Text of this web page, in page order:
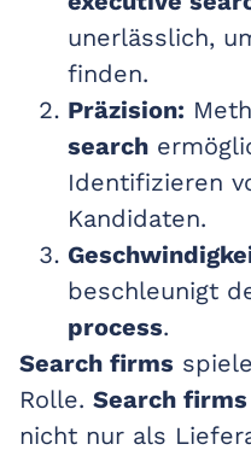
unerlässlich,
finden.
Präzision:
search
Identifizieren
Kandidaten.
beschleunigt
process.
Search firms
Rolle. Search firms
nicht nur als